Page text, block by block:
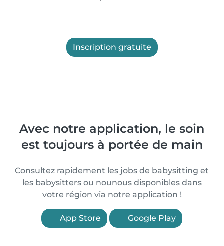
Inscription gratuite
Avec notre application, le soin
est toujours à portée de main
Consultez rapidement les jobs de babysitting et
les babysitters ou nounous disponibles dans
votre région via notre application !
App Store Google Play